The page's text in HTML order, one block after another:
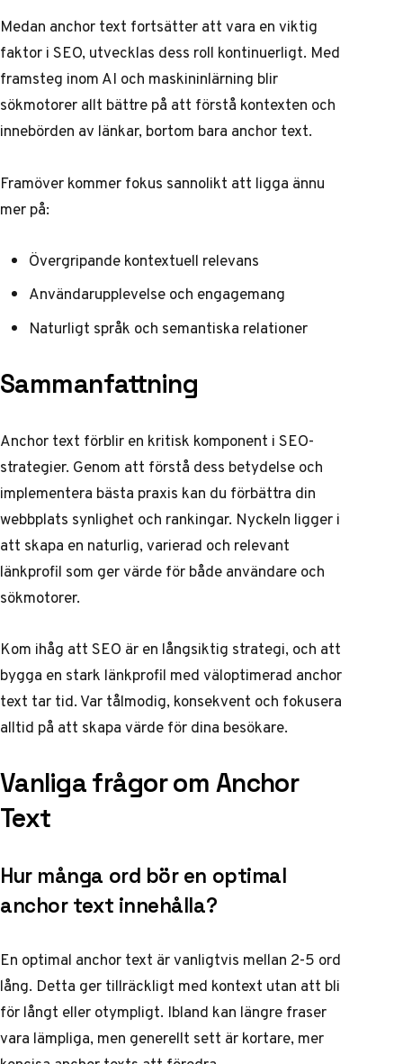
Medan anchor text fortsätter att vara en viktig
faktor i SEO, utvecklas dess roll kontinuerligt. Med
framsteg inom AI och maskininlärning blir
sökmotorer allt bättre på att förstå kontexten och
innebörden av länkar, bortom bara anchor text.
Framöver kommer fokus sannolikt att ligga ännu
mer på:
Övergripande kontextuell relevans
Användarupplevelse och engagemang
Naturligt språk och semantiska relationer
Sammanfattning
Anchor text förblir en kritisk komponent i SEO-
strategier. Genom att förstå dess betydelse och
implementera bästa praxis kan du förbättra din
webbplats synlighet och rankingar. Nyckeln ligger i
att skapa en naturlig, varierad och relevant
länkprofil som ger värde för både användare och
sökmotorer.
Kom ihåg att SEO är en långsiktig strategi, och att
bygga en stark länkprofil med väloptimerad anchor
text tar tid. Var tålmodig, konsekvent och fokusera
alltid på att skapa värde för dina besökare.
Vanliga frågor om Anchor
Text
Hur många ord bör en optimal
anchor text innehålla?
En optimal anchor text är vanligtvis mellan 2-5 ord
lång. Detta ger tillräckligt med kontext utan att bli
för långt eller otympligt. Ibland kan längre fraser
vara lämpliga, men generellt sett är kortare, mer